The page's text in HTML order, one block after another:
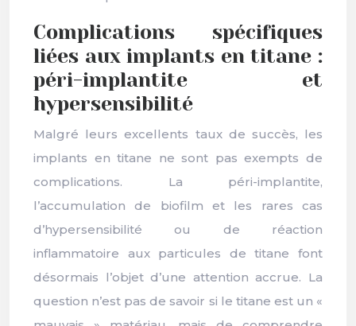
Complications spécifiques
liées aux implants en titane :
péri-implantite et
hypersensibilité
Malgré leurs excellents taux de succès, les
implants en titane ne sont pas exempts de
complications. La péri-implantite,
l’accumulation de biofilm et les rares cas
d’hypersensibilité ou de réaction
inflammatoire aux particules de titane font
désormais l’objet d’une attention accrue. La
question n’est pas de savoir si le titane est un «